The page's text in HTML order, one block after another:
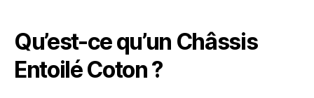
Qu’est-ce qu’un Châssis
Entoilé Coton ?